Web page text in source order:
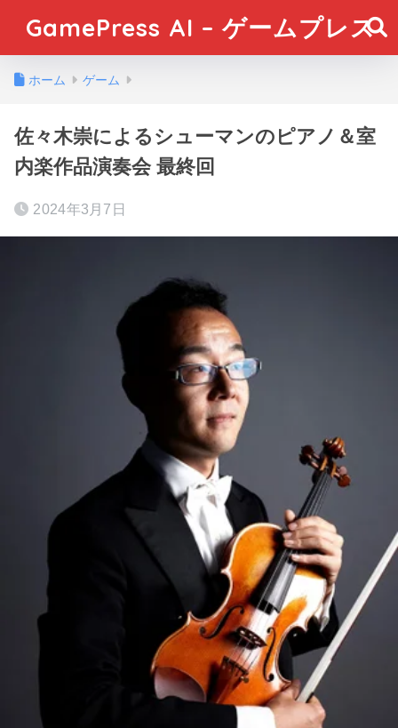
GamePress AI – ゲームプレス
ホーム ゲーム
佐々木崇によるシューマンのピアノ＆室
内楽作品演奏会 最終回
2024年3月7日